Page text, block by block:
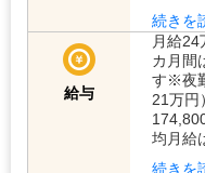
続きを
給与
月給
カ月間
す※夜
21万円
均月給
続きを